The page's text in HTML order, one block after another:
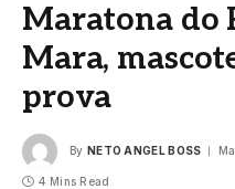
Maratona do
Mara,
prova
By NETO ANGEL BOSS
4 Mins Read